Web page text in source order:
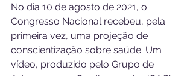
No dia 10 de agosto de 2021, o
Congresso Nacional recebeu, pela
primeira vez, uma projeção de
conscientização sobre saúde. Um
vídeo, produzido pelo Grupo de